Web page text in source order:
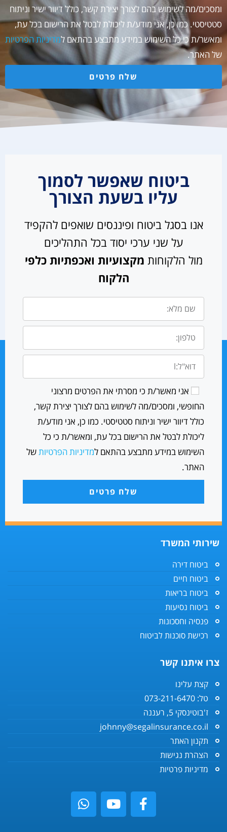
ומסכים/מה לשימוש בהם לצורך יצירת קשר, כולל דיוור ישיר וניתוח
סטטיסטי. כמו כן, אני מודע/ת ליכולת לבטל את הרישום בכל עת,
ומאשר/ת כי כל השימוש במידע מתבצע בהתאם למדיניות הפרטיות
של האתר.
שלח פרטים
ביטוח שאפשר לסמוך
עליו בשעת הצורך
אנו בסגל ביטוח ופיננסים שואפים להקפיד
על שני ערכי יסוד בכל התהליכים
מול הלקוחות מקצועיות ואכפתיות כלפי
הלקוח
אני מאשר/ת כי מסרתי את הפרטים מרצוני
החופשי, ומסכים/מה לשימוש בהם לצורך יצירת קשר,
כולל דיוור ישיר וניתוח סטטיסטי. כמו כן, אני מודע/ת
ליכולת לבטל את הרישום בכל עת, ומאשר/ת כי כל
השימוש במידע מתבצע בהתאם למדיניות הפרטיות של
האתר.
שלח פרטים
שירותי המשרד
ביטוח דירה
ביטוח חיים
ביטוח בריאות
ביטוח נסיעות
פנסיה וחסכונות
רכישת סוכנות לביטוח
צרו איתנו קשר
קצת עלינו
טל: 073-211-6470
ז'בוטינסקי 5, רעננה
johnny@segalinsurance.co.il
תקנון האתר
הצהרת נגישות
מדיניות פרטיות